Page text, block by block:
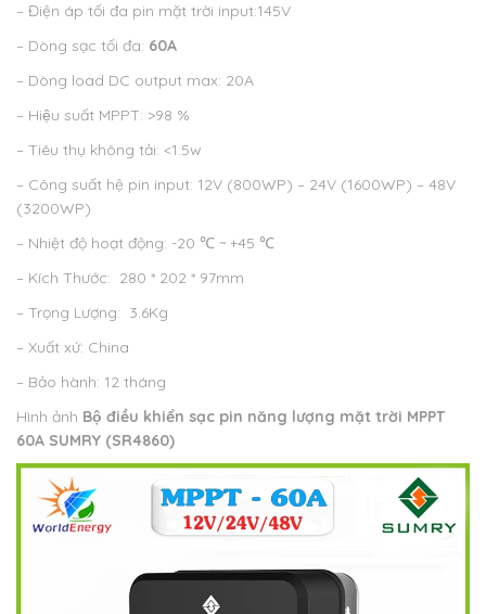
– Điện áp tối đa pin mặt trời input:145V
– Dòng sạc tối đa: 60A
– Dòng load DC output max: 20A
– Hiệu suất MPPT: >98 %
– Tiêu thụ không tải: <1.5w
– Công suất hệ pin input: 12V (800WP) – 24V (1600WP) – 48V
(3200WP)
– Nhiệt độ hoạt động: -20 ℃ ~ +45 ℃
– Kích Thước: 280 * 202 * 97mm
– Trọng Lượng: 3.6Kg
– Xuất xứ: China
– Bảo hành: 12 tháng
Hình ảnh Bộ điều khiển sạc pin năng lượng mặt trời MPPT
60A SUMRY (SR4860)